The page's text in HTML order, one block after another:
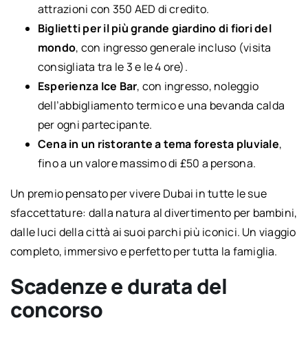
attrazioni con 350 AED di credito.
Biglietti per il più grande giardino di fiori del
mondo, con ingresso generale incluso (visita
consigliata tra le 3 e le 4 ore).
Esperienza Ice Bar, con ingresso, noleggio
dell’abbigliamento termico e una bevanda calda
per ogni partecipante.
Cena in un ristorante a tema foresta pluviale,
fino a un valore massimo di £50 a persona.
Un premio pensato per vivere Dubai in tutte le sue
sfaccettature: dalla natura al divertimento per bambini,
dalle luci della città ai suoi parchi più iconici. Un viaggio
completo, immersivo e perfetto per tutta la famiglia.
Scadenze e durata del
concorso